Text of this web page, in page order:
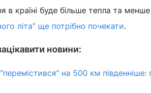
в країні буде більше тепла та
літа" ще потрібно почекати.
новини:
на 500 км